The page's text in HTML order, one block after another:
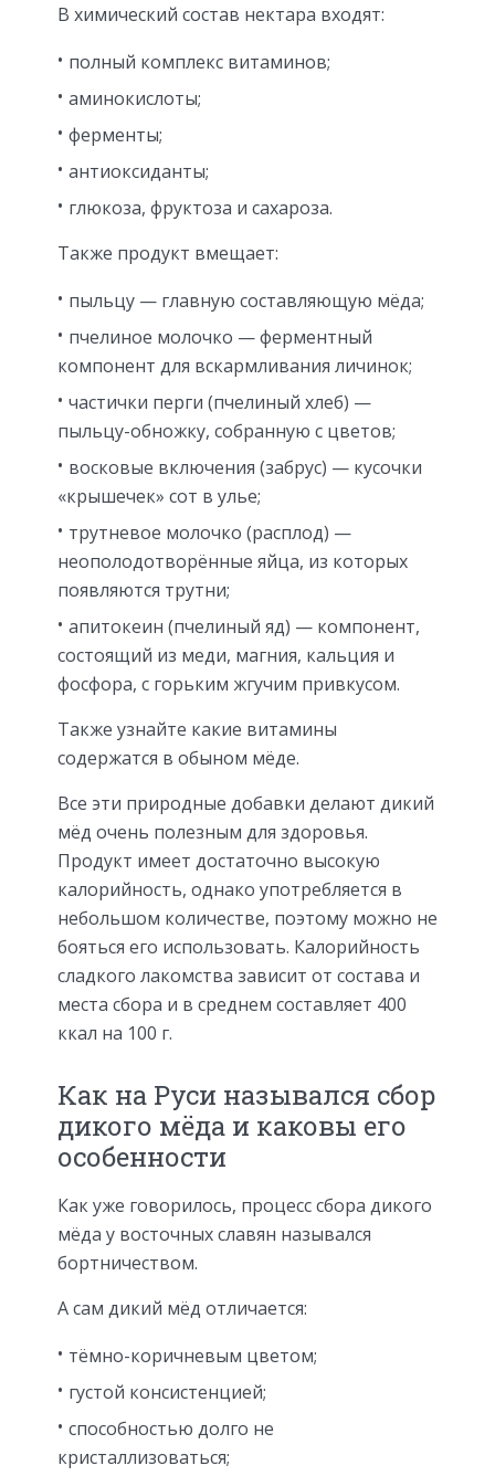
В химический состав нектара входят:
полный комплекс витаминов;
аминокислоты;
ферменты;
антиоксиданты;
глюкоза, фруктоза и сахароза.
Также продукт вмещает:
пыльцу — главную составляющую мёда;
пчелиное молочко — ферментный
компонент для вскармливания личинок;
частички перги (пчелиный хлеб) —
пыльцу-обножку, собранную с цветов;
восковые включения (забрус) — кусочки
«крышечек» сот в улье;
трутневое молочко (расплод) —
неополодотворённые яйца, из которых
появляются трутни;
апитокеин (пчелиный яд) — компонент,
состоящий из меди, магния, кальция и
фосфора, с горьким жгучим привкусом.
Также узнайте какие витамины
содержатся в обыном мёде.
Все эти природные добавки делают дикий
мёд очень полезным для здоровья.
Продукт имеет достаточно высокую
калорийность, однако употребляется в
небольшом количестве, поэтому можно не
бояться его использовать. Калорийность
сладкого лакомства зависит от состава и
места сбора и в среднем составляет 400
ккал на 100 г.
Как на Руси назывался сбор
дикого мёда и каковы его
особенности
Как уже говорилось, процесс сбора дикого
мёда у восточных славян назывался
бортничеством.
А сам дикий мёд отличается:
тёмно-коричневым цветом;
густой консистенцией;
способностью долго не
кристаллизоваться;